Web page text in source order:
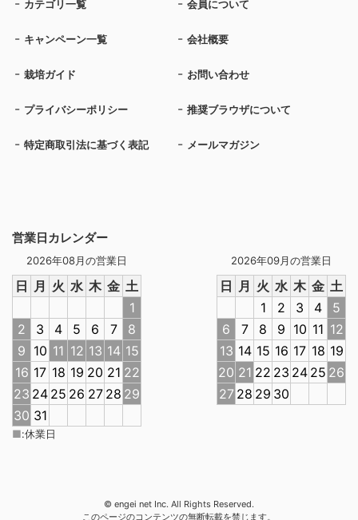
営業日カレンダー
2026年08月の営業日
日 月 火 水 木 金 土
1
2
3 4 5 6 7
8
9 10 11 12 13 14 15
16 17 18 19 20 21 22
23 24 25 26 27 28 29
30 31
2026年09月の営業日
日 月 火 水 木 金 土
1
2 3 4
5
6
7 8 9 10 11 12
13 14 15 16 17 18 19
20 21 22 23 24 25 26
27 28 29 30
■:休業日
カテゴリ一覧 会員について
キャンペーン一覧 会社概要
栽培ガイド お問い合わせ
プライバシーポリシー 推奨ブラウザについて
特定商取引法に基づく表記 メールマガジン
© engei net Inc. All Rights Reserved.
このページのコンテンツの無断転載を禁じます。